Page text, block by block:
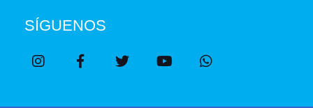
SÍGUENOS